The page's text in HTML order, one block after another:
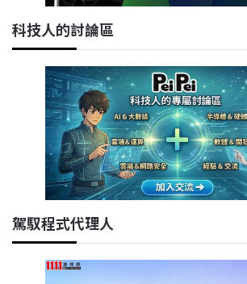
科技人的討論區
駕馭程式代理人